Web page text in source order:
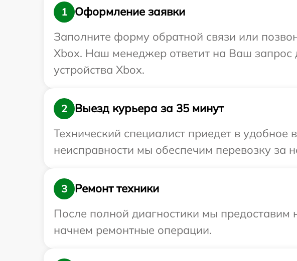
1
Оформление заявки
Заполните форму обратной связи или
Xbox. Наш менеджер ответит на Ваш
устройства Xbox.
2
Выезд курьера за 35 минут
Технический специалист приедет в
неисправности мы обеспечим перевозку за
3
Ремонт техники
После полной диагностики мы предоставим
начнем ремонтные операции.